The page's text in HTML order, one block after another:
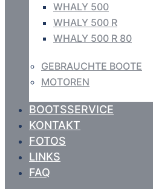
WHALY 500
WHALY 500 R
WHALY 500 R 80
GEBRAUCHTE BOOTE
MOTOREN
BOOTSSERVICE
KONTAKT
FOTOS
LINKS
FAQ